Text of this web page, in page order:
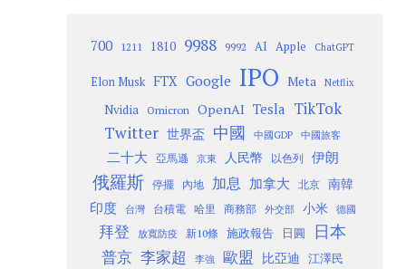
700 1211 1810 9988 9992 AI Apple ChatGPT
Elon Musk FTX Google IPO Meta Netflix
Nvidia Omicron OpenAI Tesla TikTok
Twitter 世界盃 中國 中國GDP 中國旅客
二十大 亞馬遜 京東 人民幣 以色列 伊朗
俄羅斯 停擺 內地 加息 加拿大 北京
南韓
印度
台灣 台積電 哈里 商務部 外交部 小米 德國
拜登 放寬防疫 新10條 施政報告 日圓 日本
普京 李家超 李強 歐盟 比亞迪 江澤民